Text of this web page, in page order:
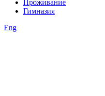
Проживание
Гимназия
Eng